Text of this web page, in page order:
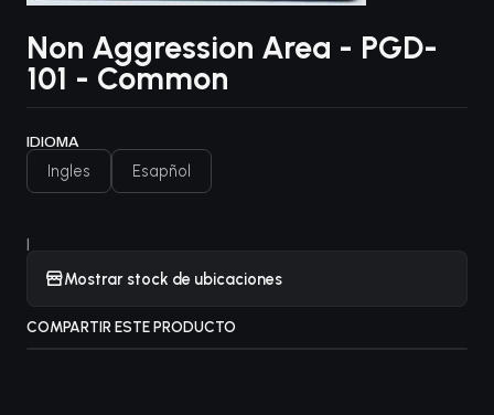
Non Aggression Area - PGD-
101 - Common
IDIOMA
Ingles Esapñol
|
Mostrar stock de ubicaciones
COMPARTIR ESTE PRODUCTO